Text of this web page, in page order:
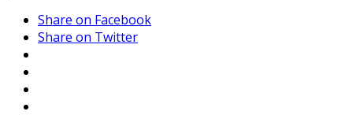
Share on Facebook
Share on Twitter